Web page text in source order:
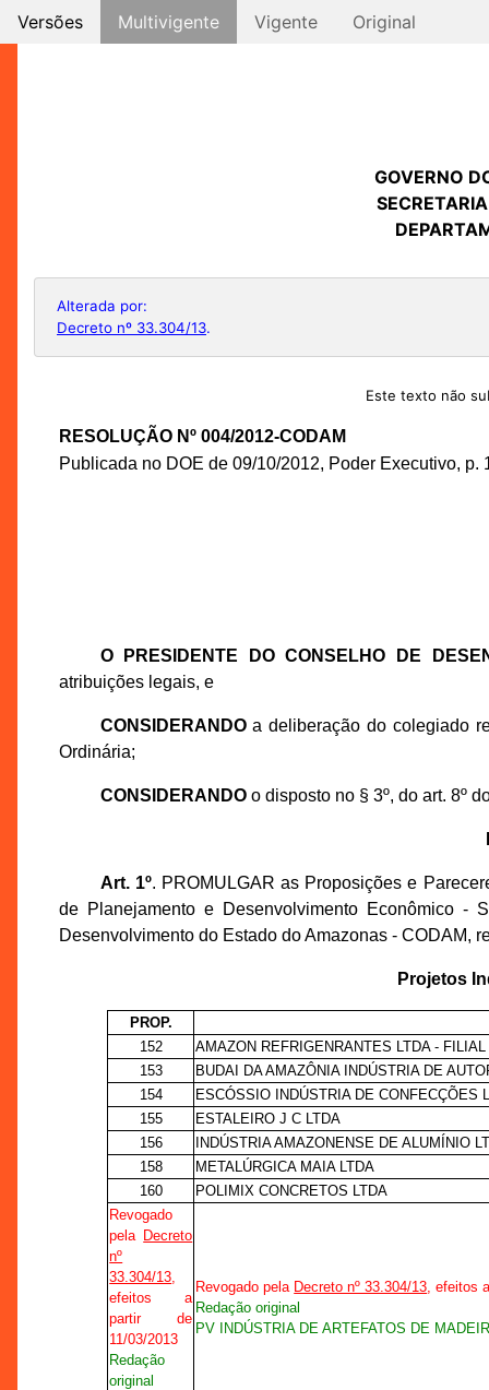
Versões Multivigente Vigente Original
GOVERNO
Alterada por:
Decreto nº 33.304/13.
Este texto não
RESOLUÇÃO Nº 004/2012-CODAM
Publicada no DOE de 09/10/2012, Poder Executivo, p.
O PRESIDENTE DO CONSELHO DE
atribuições legais, e
CONSIDERANDOa deliberação do colegiado
Ordinária;
CONSIDERANDOo disposto no § 3º, do art. 8º
Art. 1º. PROMULGAR as Proposições e
de Planejamento e Desenvolvimento Econômico -
Desenvolvimento do Estado do Amazonas - CODAM,
Projetos
PROP.
152
AMAZON REFRIGENRANTES LTDA -
153
BUDAI DA AMAZÔNIA INDÚSTRIA DE
154
ESCÓSSIO INDÚSTRIA DE CONFECÇÕES
155
ESTALEIRO J C LTDA
156
INDÚSTRIA AMAZONENSE DE ALUMÍNIO
158
METALÚRGICA MAIA LTDA
160
POLIMIX CONCRETOS LTDA
Revogado
pela Decreto
nº
33.304/13,
efeitos a
partir de
11/03/2013
Redação
original
Revogado pela Decreto nº 33.304/13, efeitos
Redação original
PV INDÚSTRIA DE ARTEFATOS DE